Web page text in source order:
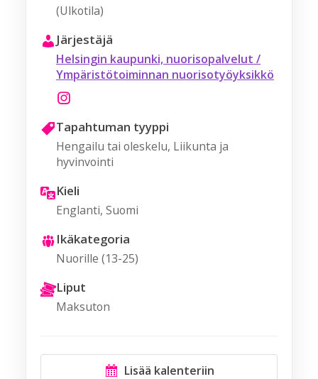
(Ulkotila)
Järjestäjä
Helsingin kaupunki, nuorisopalvelut /
Ympäristötoiminnan nuorisotyöyksikkö
Tapahtuman tyyppi
Hengailu tai oleskelu, Liikunta ja
hyvinvointi
Kieli
Englanti, Suomi
Ikäkategoria
Nuorille (13-25)
Liput
Maksuton
Lisää kalenteriin